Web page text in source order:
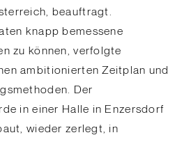
beauftragt.
knapp bemessene
zu können, verfolgte
ambitionierten Zeitplan und
Der
in einer Halle in Enzersdorf
wieder zerlegt, in